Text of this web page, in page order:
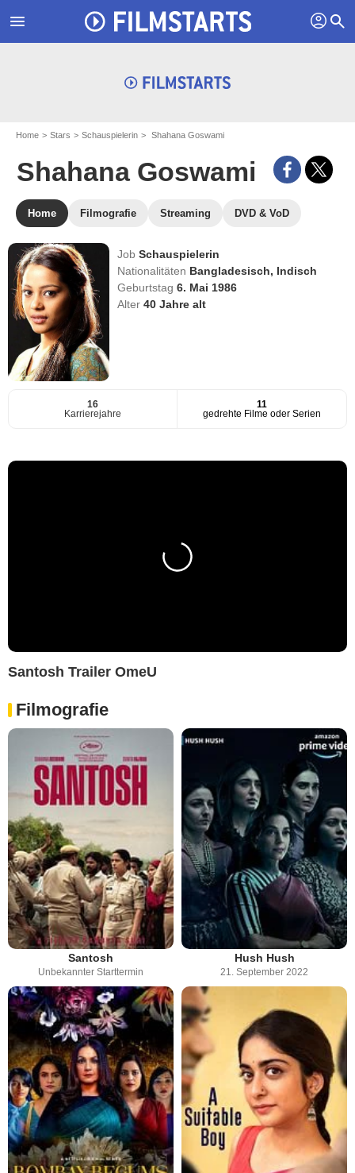
menu profil search
Home Stars Schauspielerin Shahana Goswami
Shahana Goswami
Home Filmografie Streaming DVD & VoD
JobSchauspielerin
Nationalitäten Bangladesisch, Indisch
Geburtstag6. Mai 1986
Alter40 Jahre alt
16
Karrierejahre
11
gedrehte Filme oder Serien
Santosh Trailer OmeU
Filmografie
Santosh
Unbekannter Starttermin
Hush Hush
21. September 2022